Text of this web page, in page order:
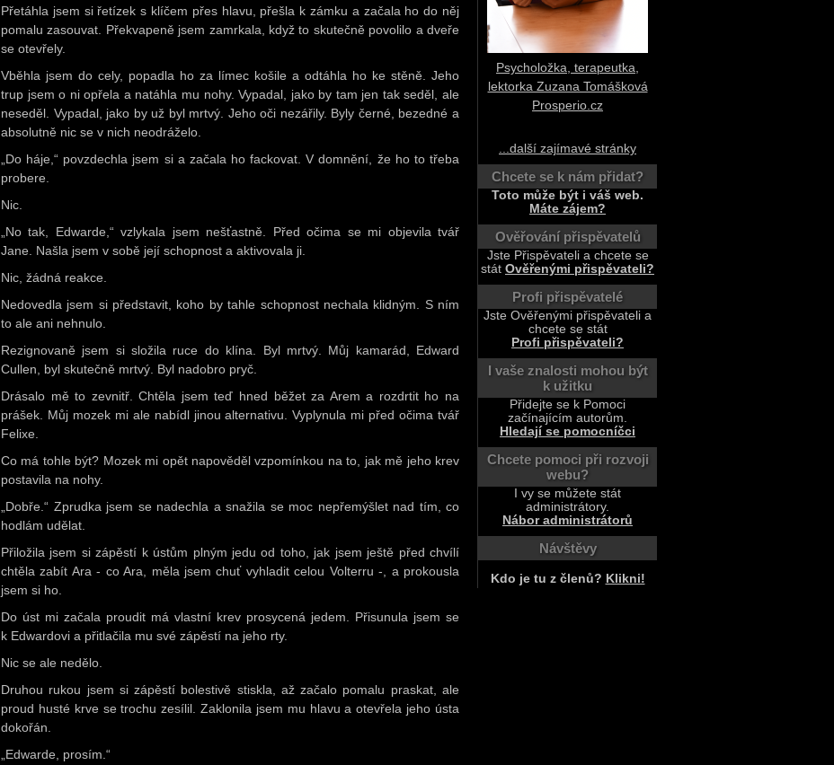
Přetáhla jsem si řetízek s klíčem přes hlavu, přešla k zámku a začala ho do něj
pomalu zasouvat. Překvapeně jsem zamrkala, když to skutečně povolilo a dveře
se otevřely.
Vběhla jsem do cely, popadla ho za límec košile a odtáhla ho ke stěně. Jeho
trup jsem o ni opřela a natáhla mu nohy. Vypadal, jako by tam jen tak seděl, ale
neseděl. Vypadal, jako by už byl mrtvý. Jeho oči nezářily. Byly černé, bezedné a
absolutně nic se v nich neodráželo.
„Do háje,“ povzdechla jsem si a začala ho fackovat. V domnění, že ho to třeba
probere.
Nic.
„No tak, Edwarde,“ vzlykala jsem nešťastně. Před očima se mi objevila tvář
Jane. Našla jsem v sobě její schopnost a aktivovala ji.
Nic, žádná reakce.
Nedovedla jsem si představit, koho by tahle schopnost nechala klidným. S ním
to ale ani nehnulo.
Rezignovaně jsem si složila ruce do klína. Byl mrtvý. Můj kamarád, Edward
Cullen, byl skutečně mrtvý. Byl nadobro pryč.
Drásalo mě to zevnitř. Chtěla jsem teď hned běžet za Arem a rozdrtit ho na
prášek. Můj mozek mi ale nabídl jinou alternativu. Vyplynula mi před očima tvář
Felixe.
Co má tohle být? Mozek mi opět napověděl vzpomínkou na to, jak mě jeho krev
postavila na nohy.
„Dobře.“ Zprudka jsem se nadechla a snažila se moc nepřemýšlet nad tím, co
hodlám udělat.
Přiložila jsem si zápěstí k ústům plným jedu od toho, jak jsem ještě před chvílí
chtěla zabít Ara - co Ara, měla jsem chuť vyhladit celou Volterru -, a prokousla
jsem si ho.
Do úst mi začala proudit má vlastní krev prosycená jedem. Přisunula jsem se
k Edwardovi a přitlačila mu své zápěstí na jeho rty.
Nic se ale nedělo.
Druhou rukou jsem si zápěstí bolestivě stiskla, až začalo pomalu praskat, ale
proud husté krve se trochu zesílil. Zaklonila jsem mu hlavu a otevřela jeho ústa
dokořán.
„Edwarde, prosím.“
Psycholožka, terapeutka,
lektorka Zuzana Tomášková
Prosperio.cz
...další zajímavé stránky
Chcete se k nám přidat?
Toto může být i váš web.
Máte zájem?
Ověřování přispěvatelů
Jste Přispěvateli a chcete se
stát Ověřenými přispěvateli?
Profi přispěvatelé
Jste Ověřenými přispěvateli a
chcete se stát
Profi přispěvateli?
I vaše znalosti mohou být
k užitku
Přidejte se k Pomoci
začínajícím autorům.
Hledají se pomocníčci
Chcete pomoci při rozvoji
webu?
I vy se můžete stát
administrátory.
Nábor administrátorů
Návštěvy
Kdo je tu z členů? Klikni!